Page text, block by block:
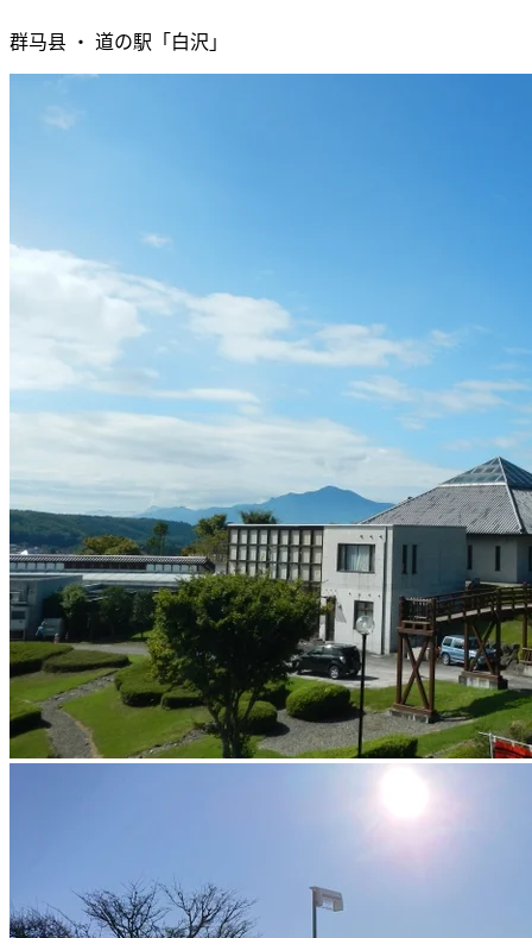
群马县 ・ 道の駅「 白沢 」